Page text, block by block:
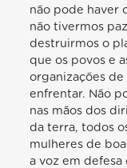
não pode haver
não tivermos
destruirmos o
que os povos e
organizações
enfrentar. Não
nas mãos dos
da terra, todos
mulheres de
a voz em defesa